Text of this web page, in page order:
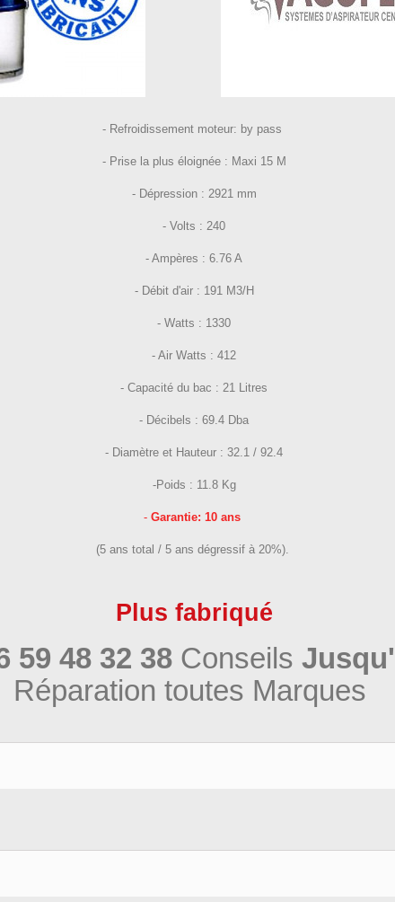
- Refroidissement moteur: by pass
- Prise la plus éloignée : Maxi 15 M
- Dépression : 2921 mm
- Volts : 240
- Ampères : 6.76 A
- Débit d'air : 191 M3/H
- Watts : 1330
- Air Watts : 412
- Capacité du bac : 21 Litres
- Décibels : 69.4 Dba
- Diamètre et Hauteur : 32.1 / 92.4
-Poids : 11.8 Kg
- Garantie: 10 ans
(5 ans total / 5 ans dégressif à 20%).
Plus fabriqué
59 48 32 38Conseils
Réparation toutes Marques